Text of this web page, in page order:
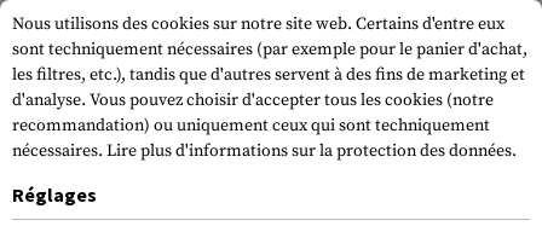
Nous utilisons des cookies sur notre site web. Certains d'entre eux
sont techniquement nécessaires (par exemple pour le panier d'achat,
les filtres, etc.), tandis que d'autres servent à des fins de marketing et
d'analyse. Vous pouvez choisir d'accepter tous les cookies (notre
recommandation) ou uniquement ceux qui sont techniquement
nécessaires. Lire plus d'informations sur la protection des données.
Réglages